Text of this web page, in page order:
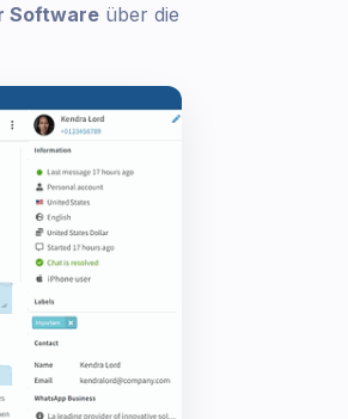
Software über die